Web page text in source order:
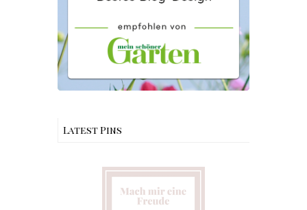
Latest Pins